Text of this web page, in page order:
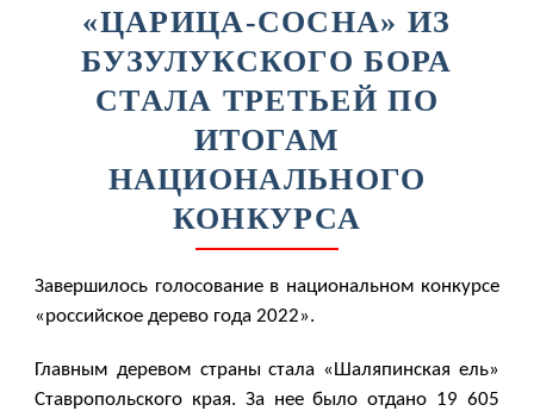
«ЦАРИЦА-СОСНА» ИЗ
БУЗУЛУКСКОГО БОРА
СТАЛА ТРЕТЬЕЙ ПО
ИТОГАМ
НАЦИОНАЛЬНОГО
КОНКУРСА
Завершилось голосование в национальном конкурсе
«российское дерево года 2022».
Главным деревом страны стала «Шаляпинская ель»
Ставропольского края. За нее было отдано 19 605